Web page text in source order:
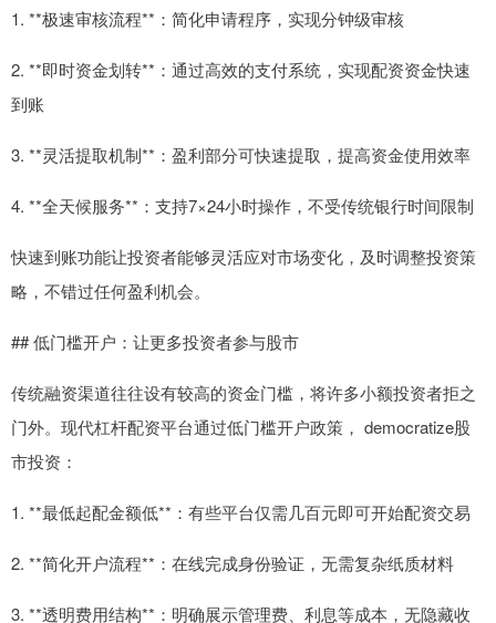
1. **极速审核流程**：简化申请程序，实现分钟级审核
2. **即时资金划转**：通过高效的支付系统，实现配资资金快速
到账
3. **灵活提取机制**：盈利部分可快速提取，提高资金使用效率
4. **全天候服务**：支持7×24小时操作，不受传统银行时间限制
快速到账功能让投资者能够灵活应对市场变化，及时调整投资策
略，不错过任何盈利机会。
## 低门槛开户：让更多投资者参与股市
传统融资渠道往往设有较高的资金门槛，将许多小额投资者拒之
门外。现代杠杆配资平台通过低门槛开户政策， democratize股
市投资：
1. **最低起配金额低**：有些平台仅需几百元即可开始配资交易
2. **简化开户流程**：在线完成身份验证，无需复杂纸质材料
3. **透明费用结构**：明确展示管理费、利息等成本，无隐藏收